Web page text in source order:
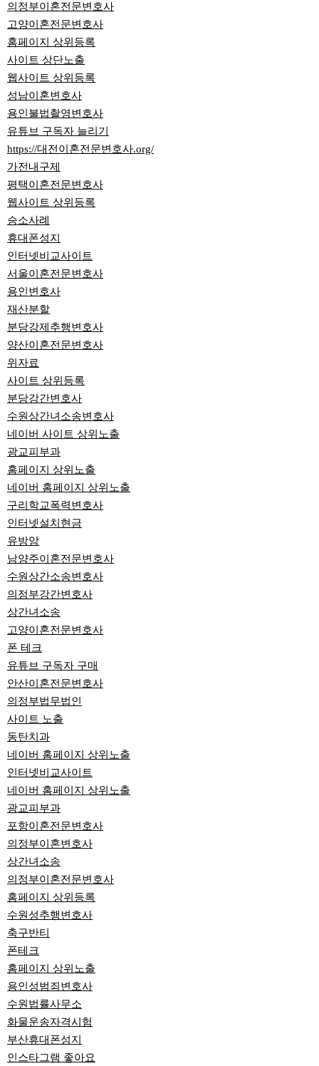
의정부이혼전문변호사
고양이혼전문변호사
홈페이지 상위등록
사이트 상단노출
웹사이트 상위등록
성남이혼변호사
용인불법촬영변호사
유튜브 구독자 늘리기
https://대전이혼전문변호사.org/
가전내구제
평택이혼전문변호사
웹사이트 상위등록
승소사례
휴대폰성지
인터넷비교사이트
서울이혼전문변호사
용인변호사
재산분할
분당강제추행변호사
양산이혼전문변호사
위자료
사이트 상위등록
분당강간변호사
수원상간녀소송변호사
네이버 사이트 상위노출
광교피부과
홈페이지 상위노출
네이버 홈페이지 상위노출
구리학교폭력변호사
인터넷설치현금
유방암
남양주이혼전문변호사
수원상간소송변호사
의정부강간변호사
상간녀소송
고양이혼전문변호사
폰 테크
유튜브 구독자 구매
안산이혼전문변호사
의정부법무법인
사이트 노출
동탄치과
네이버 홈페이지 상위노출
인터넷비교사이트
네이버 홈페이지 상위노출
광교피부과
포항이혼전문변호사
의정부이혼변호사
상간녀소송
의정부이혼전문변호사
홈페이지 상위등록
수원성추행변호사
축구반티
폰테크
홈페이지 상위노출
용인성범죄변호사
수원법률사무소
화물운송자격시험
부산휴대폰성지
인스타그램 좋아요